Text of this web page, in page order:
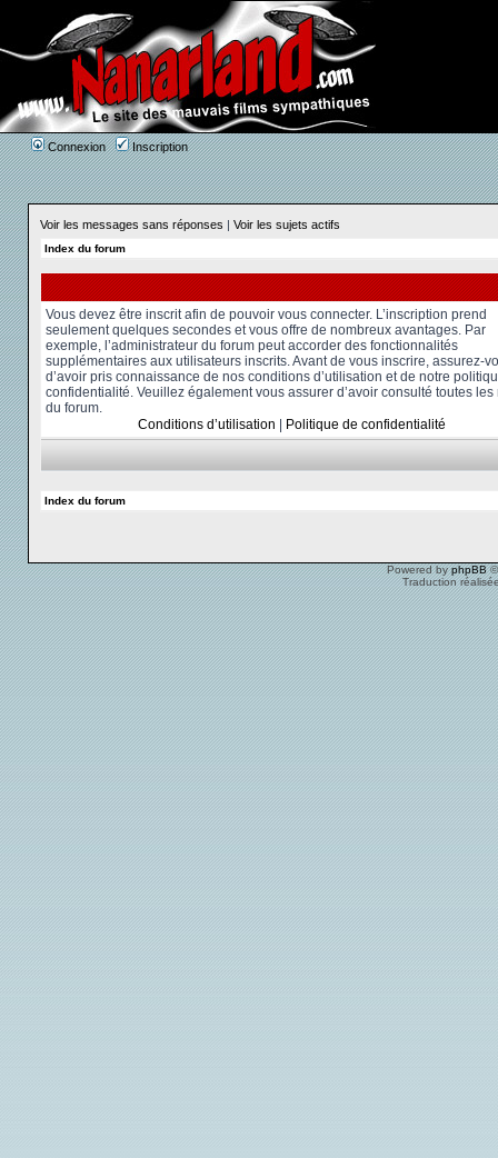
Connexion Inscription
Voir les messages sans réponses | Voir les sujets actifs
Index du forum
Vous devez être inscrit afin de pouvoir vous connecter. L’inscription prend
seulement quelques secondes et vous offre de nombreux avantages. Par
exemple, l’administrateur du forum peut accorder des fonctionnalités
supplémentaires aux utilisateurs inscrits. Avant de vous inscrire, assurez-
d’avoir pris connaissance de nos conditions d’utilisation et de notre
confidentialité. Veuillez également vous assurer d’avoir consulté toutes les
du forum.
Conditions d’utilisation
Politique de confidentialité
Index du forum
Powered byphpBB©
Traduction